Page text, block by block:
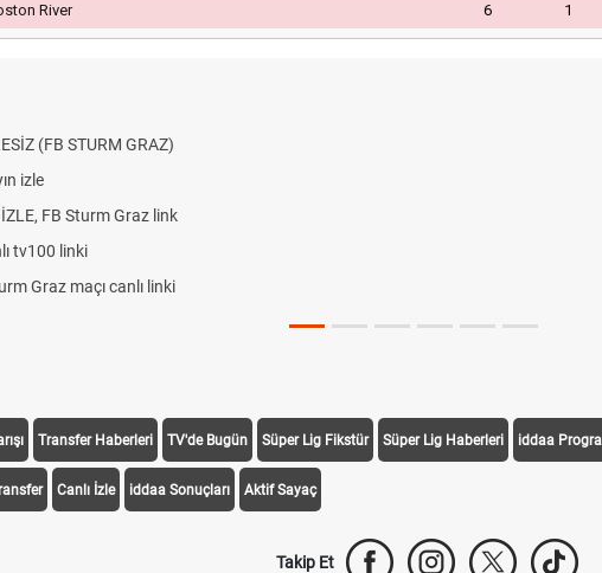
River 6 1
(FB STURM GRAZ)
izle
FB Sturm Graz link
tv100 linki
Graz maçı canlı linki
Transfer Haberleri TV'de Bugün Süper Lig Fikstür Süper Lig Haberleri iddaa
Canlı İzle iddaa Sonuçları Aktif Sayaç
Takip Et